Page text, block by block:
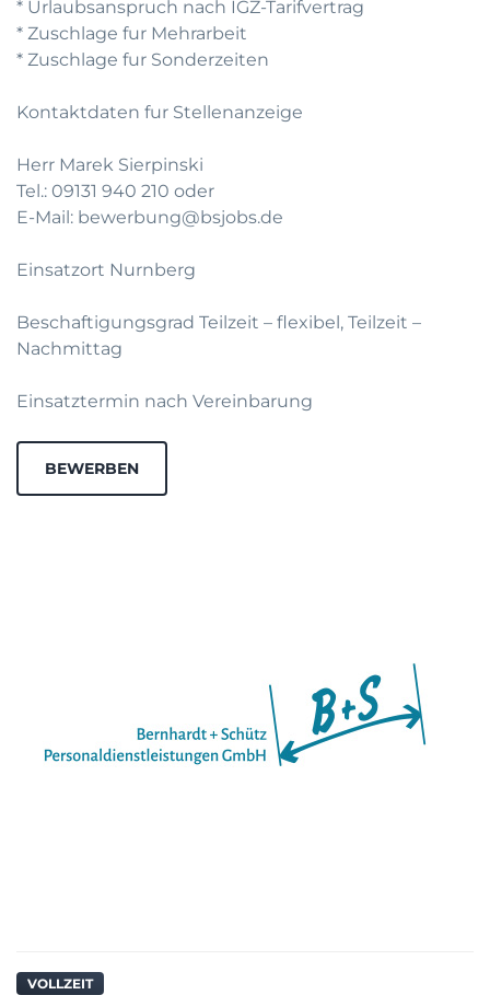
* Urlaubsanspruch nach IGZ-Tarifvertrag
* Zuschlage fur Mehrarbeit
* Zuschlage fur Sonderzeiten
Kontaktdaten fur Stellenanzeige
Herr Marek Sierpinski
Tel.: 09131 940 210 oder
E-Mail: bewerbung@bsjobs.de
Einsatzort Nurnberg
Beschaftigungsgrad Teilzeit – flexibel, Teilzeit –
Nachmittag
Einsatztermin nach Vereinbarung
BEWERBEN
VOLLZEIT